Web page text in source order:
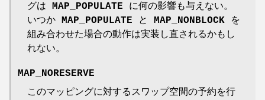
グは
MAP_POPULATE に何の影響も与えない。
いつか
MAP_POPULATE と MAP_NONBLOCK を
組み合わせた場合の動作は実装し直されるかもし
れない。
MAP_NORESERVE
このマッピングに対するスワップ空間の予約を行